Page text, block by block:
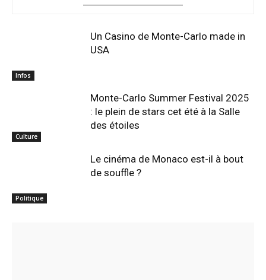
Infos
Un Casino de Monte-Carlo made in
USA
Culture
Monte-Carlo Summer Festival 2025
: le plein de stars cet été à la Salle
des étoiles
Politique
Le cinéma de Monaco est-il à bout
de souffle ?